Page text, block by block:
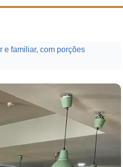
e familiar, com porções